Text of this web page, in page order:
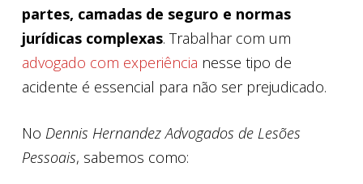
partes, camadas de seguro e normas
jurídicas complexas. Trabalhar com um
advogado com experiência nesse tipo de
acidente é essencial para não ser prejudicado.
No Dennis Hernandez Advogados de Lesões
Pessoais, sabemos como: